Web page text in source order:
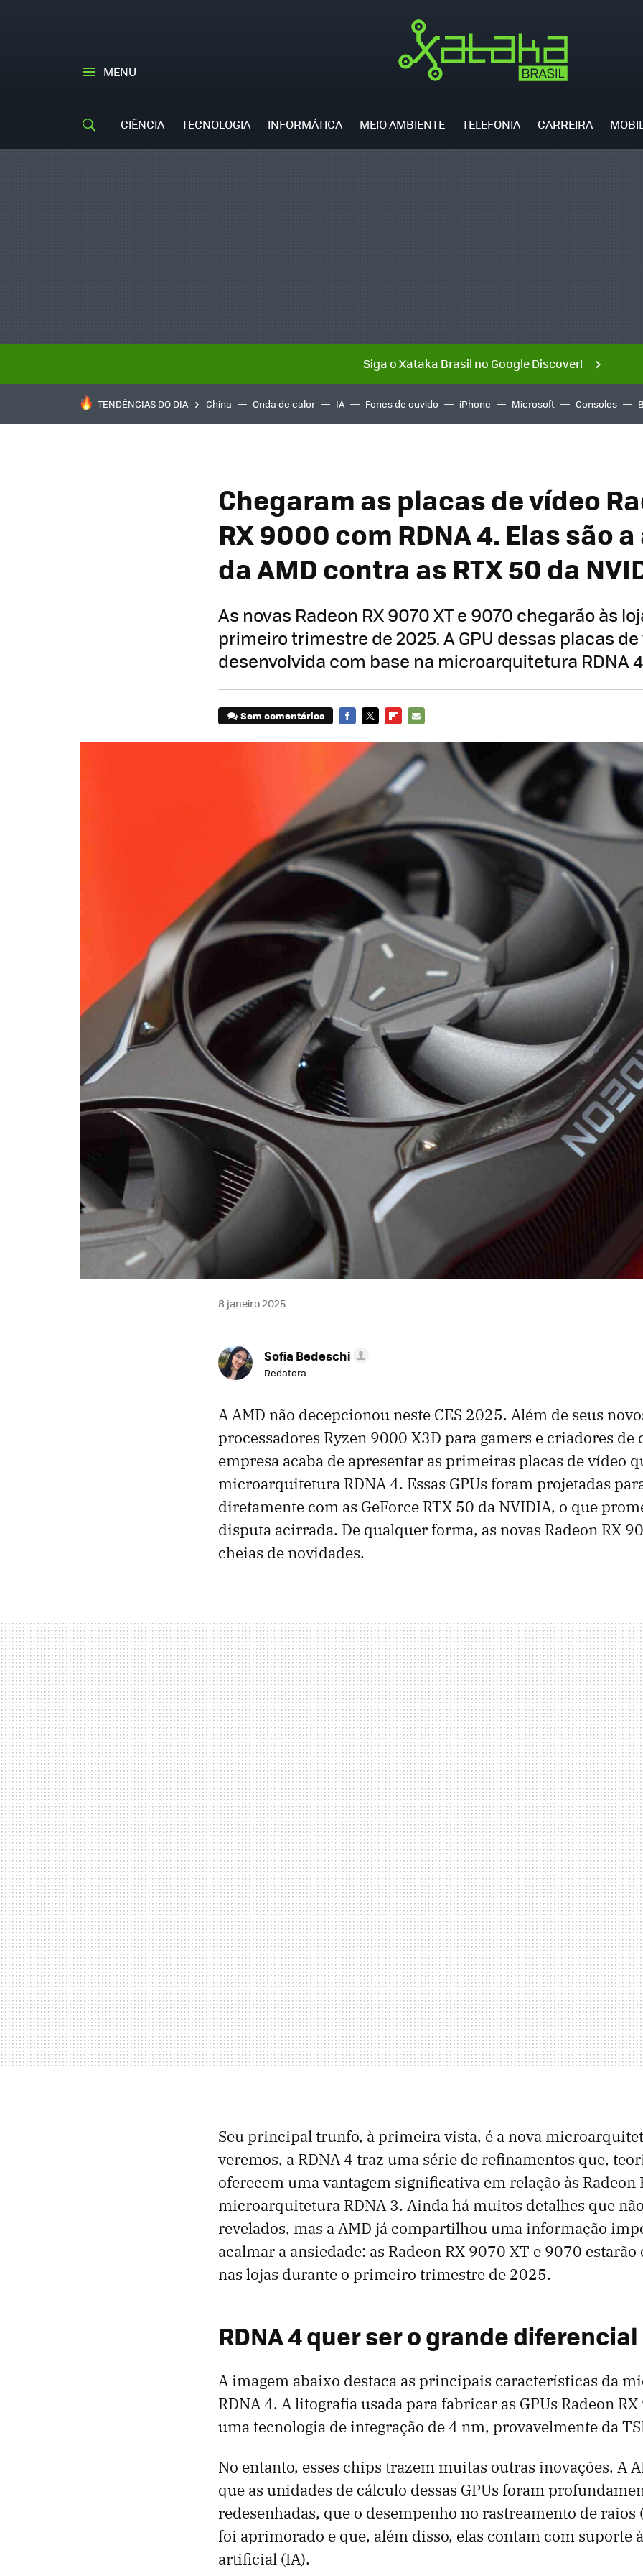
MENU
CIÊNCIA TECNOLOGIA INFORMÁTICA MEIO AMBIENTE TELEFONIA CARREIRA
Siga o Xataka Brasil no Google Discover!
TENDÊNCIAS DO DIA China Onda de calor IA Fones de ouvido iPhone Microsoft Consoles
Chegaram as placas de vídeo
RX 9000 com RDNA 4. Elas são
da AMD contra as RTX 50 da
As novas Radeon RX 9070 XT e 9070 chegarão às
primeiro trimestre de 2025. A GPU dessas placas
desenvolvida com base na microarquitetura RDNA
Sem comentários
MAIL
8 janeiro 2025
Sofia Bedeschi
Redatora
A AMD não decepcionou neste CES 2025. Além de seus
processadores Ryzen 9000 X3D para gamers e criadores de
empresa acaba de apresentar as primeiras placas de vídeo
microarquitetura RDNA 4. Essas GPUs foram projetadas
diretamente com as GeForce RTX 50 da NVIDIA, o que
disputa acirrada. De qualquer forma, as novas Radeon RX
cheias de novidades.
Seu principal trunfo, à primeira vista, é a nova
veremos, a RDNA 4 traz uma série de refinamentos que,
oferecem uma vantagem significativa em relação às Radeon
microarquitetura RDNA 3. Ainda há muitos detalhes que
revelados, mas a AMD já compartilhou uma informação
acalmar a ansiedade: as Radeon RX 9070 XT e 9070
nas lojas durante o primeiro trimestre de 2025.
RDNA 4 quer ser o grande diferencial
A imagem abaixo destaca as principais características da
RDNA 4. A litografia usada para fabricar as GPUs Radeon
uma tecnologia de integração de 4 nm, provavelmente da
No entanto, esses chips trazem muitas outras inovações. A
que as unidades de cálculo dessas GPUs foram
redesenhadas, que o desempenho no rastreamento de
foi aprimorado e que, além disso, elas contam com suporte
artificial (IA).